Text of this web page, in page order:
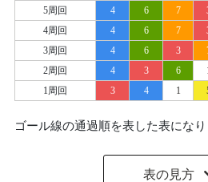
5周回
4 6 7
4周回
4 6 7
3周回
4 6 3
2周回
4 3 6
1周回
3 4 1
ゴール線の通過順を表した表になり
表の見方